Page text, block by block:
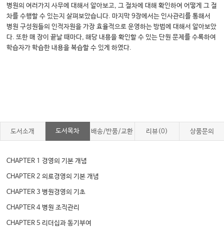
병원의 여러가지 사무에 대해서 알아보고, 그 절차에 대해 확인하여 어떻게 그 절
차를 수행할 수 있는지 살펴보았습니다. 마지막 9장에서는 인사관리를 통해서
병원 구성원들의 인적자원을 가장 효율적으로 운영하는 방법에 대해서 알아보았
다. 또한 매 장이 끝날 때마다, 해당 내용을 확인할 수 있는 단원 문제를 수록하여
학습자가 학습한 내용을 복습할 수 있게 하였다.
도서소개 도서목차 배송/반품/교환 리뷰(0) 상품문의
CHAPTER 1 경영의 기본 개념
CHAPTER 2 의료경영의 기본 개념
CHAPTER 3 병원경영의 기초
CHAPTER 4 병원 조직관리
CHAPTER 5 리더십과 동기부여